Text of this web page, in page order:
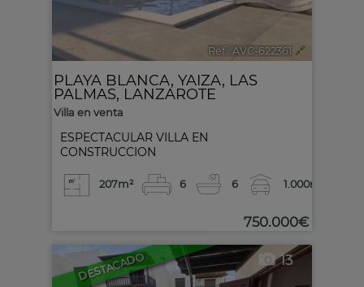
Ref.. AVC-622361 🔗
ESPECTACULAR VILLA EN
CONSTRUCCION
PLAYA BLANCA, YAIZA, LAS
PALMAS, LANZAROTE
Villa en venta
207m² 6 6 1.000m²
750.000€
DESTACADO 13